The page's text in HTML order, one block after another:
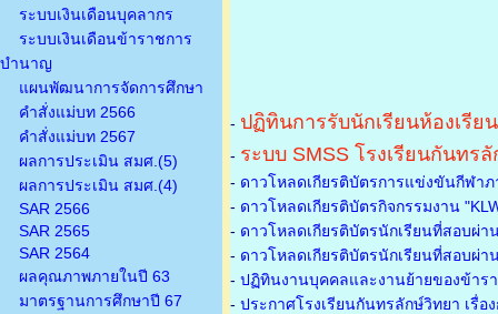
ระบบเงินเดือนบุคลากร
ระบบเงินเดือนข้าราชการ
บำนาญ
แผนพัฒนาการจัดการศึกษา
คำสั่งแม่บท 2566
คำสั่งแม่บท 2567
ผลการประเมิน สมศ.(5)
ผลการประเมิน สมศ.(4)
SAR 2566
SAR 2565
SAR 2564
ผลคุณภาพภายในปี 63
มาตรฐานการศึกษาปี 67
- ปฏิทินการรับนักเรียนห้องเรีย
- ระบบ SMSS โรงเรียนกันทร
- ดาวโหลดเกียรติบัตรการแข่งขันกีฬา
- ดาวโหลดเกียรติบัตรกิจกรรมงาน
- ดาวโหลดเกียรติบัตรนักเรียนที่สอบผ่
- ดาวโหลดเกียรติบัตรนักเรียนที่สอบผ่
- ปฏิทินงานบุคคลและงานย้ายของข้าร
- ประกาศโรงเรียนกันทรลักษ์วิทยา เรื่